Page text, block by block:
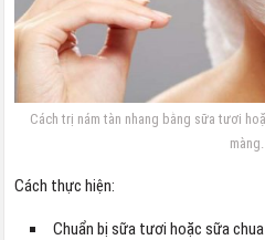
Cách trị nám tàn nhang bằng sữa tươi
màng.
Cách thực hiện:
Chuẩn bị sữa tươi hoặc sữa